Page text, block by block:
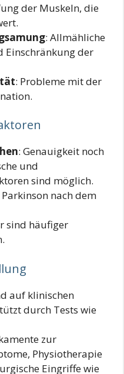
der Muskeln, die
: Allmähliche
Einschränkung der
: Probleme mit der
: Genauigkeit noch
und
sind möglich.
nach dem
sind häufiger
auf klinischen
durch Tests wie
zur
Physiotherapie
Eingriffe wie